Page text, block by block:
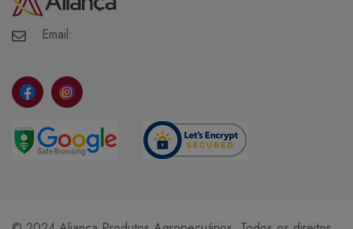
Meus Pedidos
Meus Favoritos
Email: